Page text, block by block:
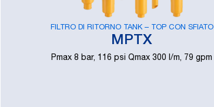
FILTRO DI RITORNO TANK – TOP CON SFIATO
MPTX
Pmax 8 bar, 116 psi Qmax 300 l/m, 79 gpm